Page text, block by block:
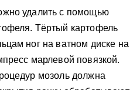
удалить с помощью
Тёртый картофель
ног на ватном диске на
марлевой повязкой.
мозоль должна